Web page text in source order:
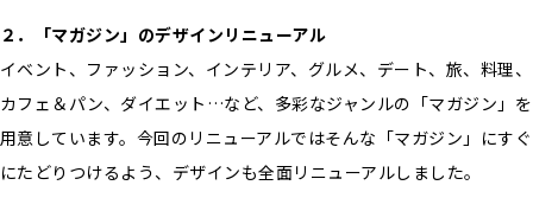
２．「マガジン」のデザインリニューアル
イベント、ファッション、インテリア、グルメ、デート、旅、料理、
カフェ＆パン、ダイエット…など、多彩なジャンルの「マガジン」を
用意しています。今回のリニューアルではそんな「マガジン」にすぐ
にたどりつけるよう、デザインも全面リニューアルしました。